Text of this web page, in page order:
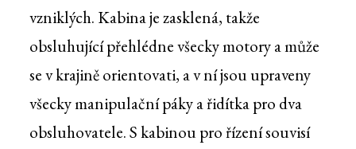
vzniklých. Kabina je zasklená, takže
obsluhující přehlédne všecky motory a může
se v krajině orientovati, a v ní jsou upraveny
všecky manipulační páky a řidítka pro dva
obsluhovatele. S kabinou pro řízení souvisí